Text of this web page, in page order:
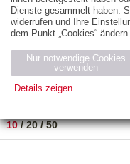
ZUM THEMA
Neuerscheinung
PREIS
10/20/50
Dienste gesammelt haben.
widerrufen und Ihre
dem Punkt „Cookies“ ändern.
Nur notwendige Cookies
verwenden
Details zeigen
Name Zweck